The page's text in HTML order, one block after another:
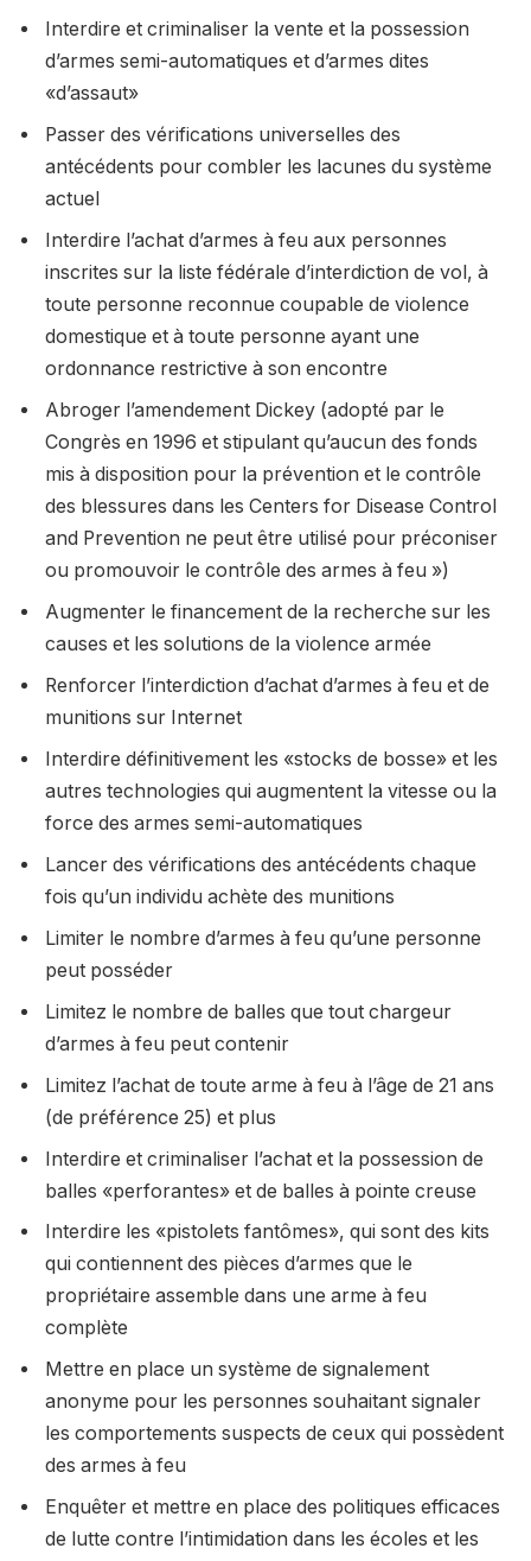
Interdire et criminaliser la vente et la possession
d’armes semi-automatiques et d’armes dites
«d’assaut»
Passer des vérifications universelles des
antécédents pour combler les lacunes du système
actuel
Interdire l’achat d’armes à feu aux personnes
inscrites sur la liste fédérale d’interdiction de vol, à
toute personne reconnue coupable de violence
domestique et à toute personne ayant une
ordonnance restrictive à son encontre
Abroger l’amendement Dickey (adopté par le
Congrès en 1996 et stipulant qu’aucun des fonds
mis à disposition pour la prévention et le contrôle
des blessures dans les Centers for Disease Control
and Prevention ne peut être utilisé pour préconiser
ou promouvoir le contrôle des armes à feu »)
Augmenter le financement de la recherche sur les
causes et les solutions de la violence armée
Renforcer l’interdiction d’achat d’armes à feu et de
munitions sur Internet
Interdire définitivement les «stocks de bosse» et les
autres technologies qui augmentent la vitesse ou la
force des armes semi-automatiques
Lancer des vérifications des antécédents chaque
fois qu’un individu achète des munitions
Limiter le nombre d’armes à feu qu’une personne
peut posséder
Limitez le nombre de balles que tout chargeur
d’armes à feu peut contenir
Limitez l’achat de toute arme à feu à l’âge de 21 ans
(de préférence 25) et plus
Interdire et criminaliser l’achat et la possession de
balles «perforantes» et de balles à pointe creuse
Interdire les «pistolets fantômes», qui sont des kits
qui contiennent des pièces d’armes que le
propriétaire assemble dans une arme à feu
complète
Mettre en place un système de signalement
anonyme pour les personnes souhaitant signaler
les comportements suspects de ceux qui possèdent
des armes à feu
Enquêter et mettre en place des politiques efficaces
de lutte contre l’intimidation dans les écoles et les